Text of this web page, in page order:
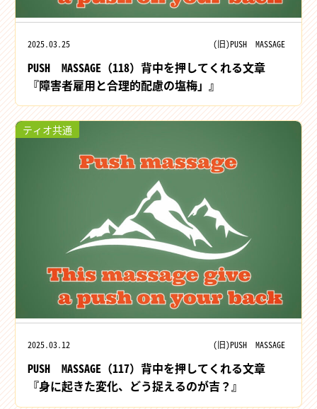
2025.03.25 (旧)PUSH MASSAGE
PUSH MASSAGE（118）背中を押してくれる文章
『障害者雇用と合理的配慮の塩梅」』
ティオ共通
2025.03.12 (旧)PUSH MASSAGE
PUSH MASSAGE（117）背中を押してくれる文章
『身に起きた変化、どう捉えるのが吉？』